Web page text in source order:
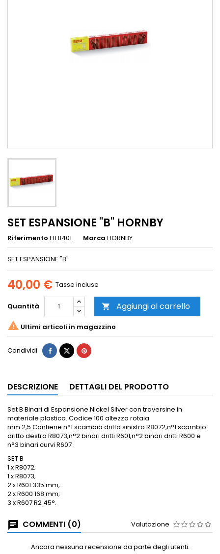
SET ESPANSIONE "B" HORNBY
Riferimento HT8401 Marca HORNBY
SET ESPANSIONE "B"
40,00 € Tasse incluse
Quantità  Aggiungi al carrello
 Ultimi articoli in magazzino
Condividi
DESCRIZIONE DETTAGLI DEL PRODOTTO
Set B Binari di Espansione.Nickel Silver con traversine in
materiale plastico. Codice 100 altezza rotaia
mm.2,5.Contiene:n°1 scambio dritto sinistro R8072,n°1 scambio
dritto destro R8073,n°2 binari dritti R601,n°2 binari dritti R600 e
n°3 binari curvi R607 .
SET B
1 x R8072;
1 x R8073;
2 x R601 335 mm;
2 x R600 168 mm;
3 x R607 R2 45°.
COMMENTI (0) Valutazione
Ancora nessuna recensione da parte degli utenti.